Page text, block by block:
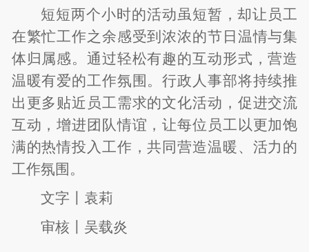
短短两个小时的活动虽短暂，却让员工
在繁忙工作之余感受到浓浓的节日温情与集
体归属感。通过轻松有趣的互动形式，营造
温暖有爱的工作氛围。行政人事部将持续推
出更多贴近员工需求的文化活动，促进交流
互动，增进团队情谊，让每位员工以更加饱
满的热情投入工作，共同营造温暖、活力的
工作氛围。
文字〡袁莉
审核〡吴载炎